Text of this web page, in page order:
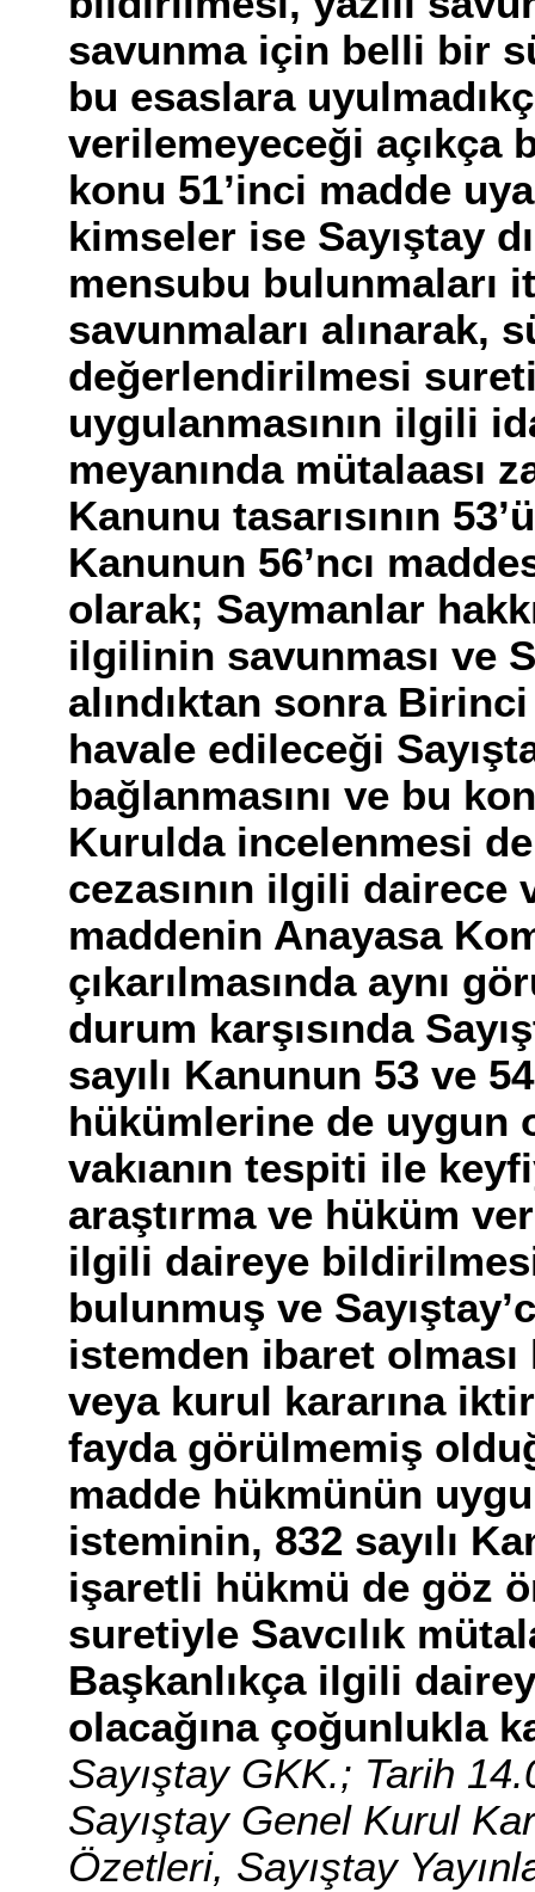
savunma için belli bir
bu esaslara
verilemeyeceği açıkça
konu 51’inci madde
kimseler ise Sayıştay
mensubu bulunmaları
savunmaları alınarak,
değerlendirilmesi
uygulanmasının ilgili
meyanında mütalaası
Kanunu tasarısının
Kanunun 56’ncı
olarak; Saymanlar
ilgilinin savunması ve
alındıktan sonra
havale edileceği
bağlanmasını ve bu
Kurulda incelenmesi
cezasının ilgili
maddenin Anayasa
çıkarılmasında aynı
durum karşısında
sayılı Kanunun 53 ve
hükümlerine de uygun
vakıanın tespiti ile
araştırma ve hüküm
ilgili daireye
bulunmuş ve
istemden ibaret
veya kurul kararına
fayda görülmemiş
madde hükmünün
isteminin, 832 sayılı
işaretli hükmü de göz
suretiyle Savcılık
Başkanlıkça ilgili
olacağına çoğunlukla
Sayıştay GKK.; Tarih
Sayıştay Genel Kurul
Özetleri, Sayıştay